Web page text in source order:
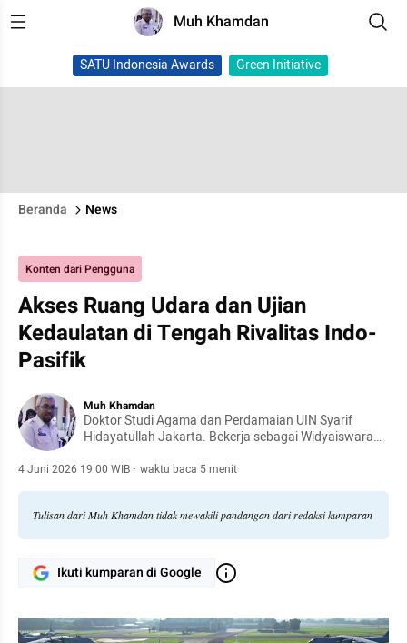
Muh Khamdan
SATU Indonesia Awards Green Initiative
Beranda News
Konten dari Pengguna
Akses Ruang Udara dan Ujian
Kedaulatan di Tengah Rivalitas Indo-
Pasifik
Muh Khamdan
Doktor Studi Agama dan Perdamaian UIN Syarif
Hidayatullah Jakarta. Bekerja sebagai Widyaiswara
Kementerian Hukum
4 Juni 2026 19:00 WIB · waktu baca 5 menit
Tulisan dari Muh Khamdan tidak mewakili pandangan dari redaksi kumparan
Ikuti kumparan di Google